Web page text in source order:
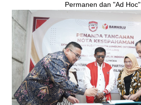
Permanen dan "Ad Hoc"